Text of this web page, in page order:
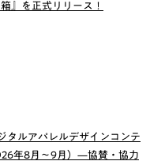
』を正式リリース！
タルアパレルデザインコンテ
年8月〜9月）—協賛・協力